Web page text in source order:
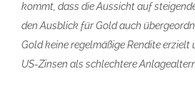
kommt, dass die Aussicht auf
den Ausblick für Gold auch
Gold keine regelmäßige Rendite erzielt
US-Zinsen als schlechtere